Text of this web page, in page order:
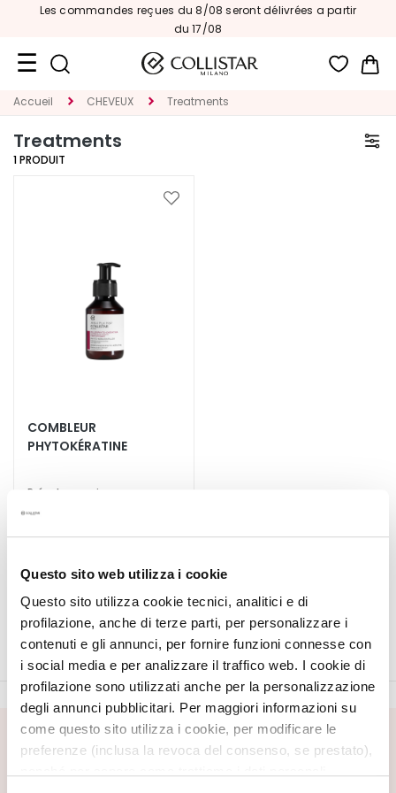
Questo sito web utilizza i cookie
Questo sito utilizza cookie tecnici, analitici e di
profilazione, anche di terze parti, per personalizzare i
contenuti e gli annunci, per fornire funzioni connesse con
i social media e per analizzare il traffico web. I cookie di
profilazione sono utilizzati anche per la personalizzazione
degli annunci pubblicitari. Per maggiori informazioni su
come questo sito utilizza i cookie, per modificare le
preferenze (inclusa la revoca del consenso, se prestato),
Les commandes reçues du 8/08 seront délivrées a partir
du 17/08
Format
Nouveautés
T
r
i
t
e
e
n
t
s
s
p
é
c
i
f
i
Accueil CHEVEUX Treatments
Treatments
1PRODUIT
Ajouter
COMBLEUR
PHYTOKÉRATINE
Pré-shampoing
restructurant intense. Pour
dévitalisés.
33,00 € -25%
INSCRIVEZ-VOUS À LA NEWSLETTER
Nouveautés, offres spéciales et contenus exclusifs vous